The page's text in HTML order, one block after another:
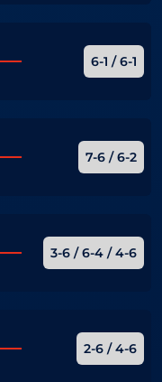
6-1 / 6-1
7-6 / 6-2
3-6 / 6-4 / 4-6
2-6 / 4-6